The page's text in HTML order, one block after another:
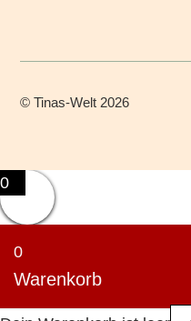
©Tinas-Welt 2026
0
0
Warenkorb